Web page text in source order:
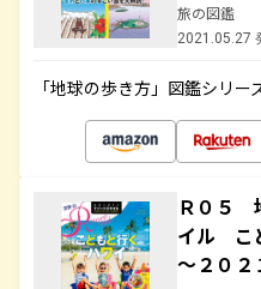
旅の図鑑
2021.05.27
「地球の歩き方」図鑑シリー
Ｒ０５
イル こ
～２０２